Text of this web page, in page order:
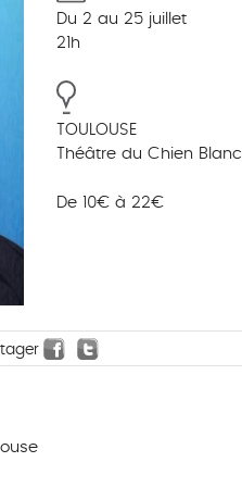
Du 2 au 25 juillet
21h
TOULOUSE
Théâtre du Chien Blanc
De 10€ à 22€